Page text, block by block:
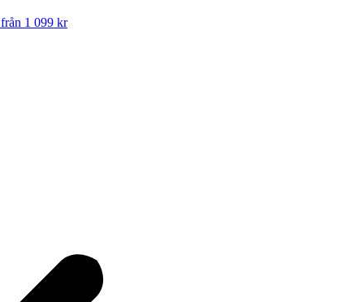
från 1 099 kr